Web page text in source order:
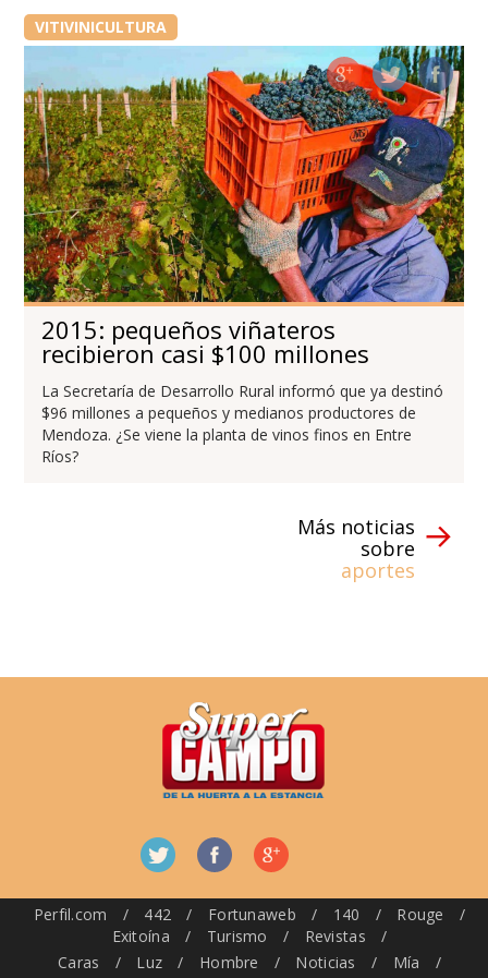
VITIVINICULTURA
2015: pequeños viñateros
recibieron casi $100 millones
La Secretaría de Desarrollo Rural informó que ya destinó
$96 millones a pequeños y medianos productores de
Mendoza. ¿Se viene la planta de vinos finos en Entre
Ríos?
Más noticias
sobre
aportes
Perfil.com / 442 / Fortunaweb / 140 / Rouge
/
Exitoína
/ Turismo / Revistas
/
Caras
/ Luz / Hombre / Noticias / Mía
/